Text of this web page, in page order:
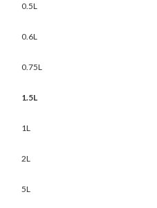
0.5L
0.6L
0.75L
1.5L
1L
2L
5L